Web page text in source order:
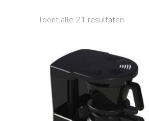
Toont alle 21 resultaten